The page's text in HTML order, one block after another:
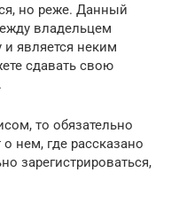
но реже. Данный
владельцем
является неким
сдавать свою
то обязательно
нем, где рассказано
зарегистрироваться,